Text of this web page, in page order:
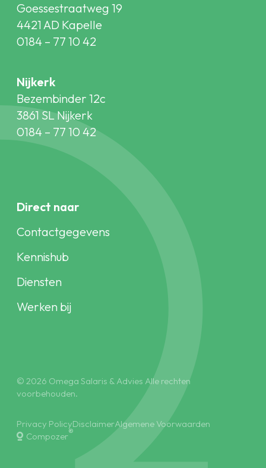
Goessestraatweg 19
4421 AD Kapelle
0184 – 77 10 42
Nijkerk
Bezembinder 12c
3861 SL Nijkerk
0184 – 77 10 42
Direct naar
Contactgegevens
Kennishub
Diensten
Werken bij
© 2026 Omega Salaris & Advies Alle rechten
voorbehouden.
Privacy PolicyDisclaimerAlgemene Voorwaarden
Compozer®